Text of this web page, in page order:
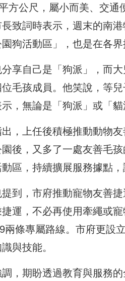
方公尺，屬小而美、交通
致詞時表示，週末的南
園狗活動區」，也是在各
享自己是「狗派」，而
毛孩成員。他笑說，等
，無論是「狗派」或「
，上任後積極推動動物
後，又多了一處友善毛
區，持續擴展服務據點，
到，市府推動寵物友善
運，不必再使用牽繩或
兩條專屬路線。市府更設
與技能。
，期盼透過教育與服務